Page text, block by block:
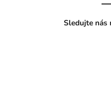
Sledujte nás